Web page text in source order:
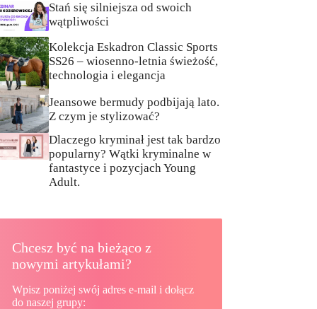
Stań się silniejsza od swoich
wątpliwości
Kolekcja Eskadron Classic Sports
SS26 – wiosenno-letnia świeżość,
technologia i elegancja
Jeansowe bermudy podbijają lato.
Z czym je stylizować?
Dlaczego kryminał jest tak bardzo
popularny? Wątki kryminalne w
fantastyce i pozycjach Young
Adult.
Chcesz być na bieżąco z
nowymi artykułami?
Wpisz poniżej swój adres e-mail i dołącz
do naszej grupy: